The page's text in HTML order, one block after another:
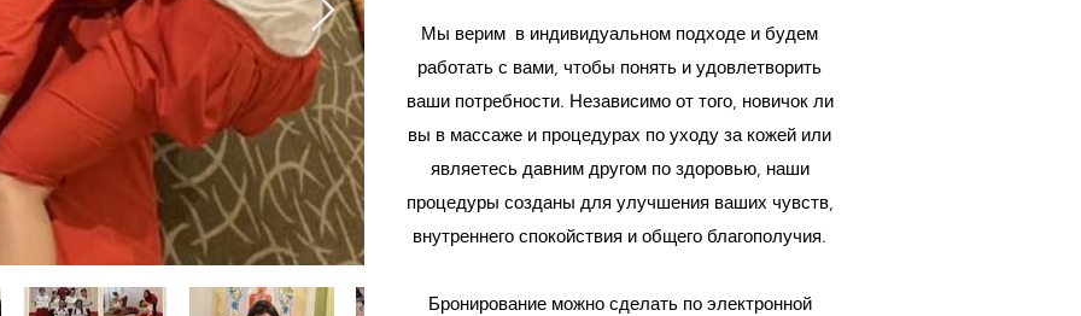
Мы верим в индивидуальном подходе и будем
работать с вами, чтобы понять и удовлетворить
ваши потребности. Независимо от того, новичок ли
вы в массаже и процедурах по уходу за кожей или
являетесь давним другом по здоровью, наши
процедуры созданы для улучшения ваших чувств,
внутреннего спокойствия и общего благополучия.
Бронирование можно сделать по электронной